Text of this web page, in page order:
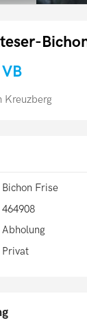
VB
Kreuzberg
Bichon Frise
464908
Abholung
Privat